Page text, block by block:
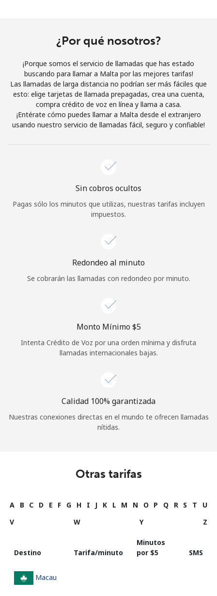
Únete
¡Hola!
Inicia sesión oREGÍSTRATE →
¿Olvidaste tu contraseña? →
o
Continuar con
¿Por qué nosotros?
¡Porque somos el servicio de llamadas que has estado
buscando para llamar a Malta por las mejores tarifas!
Las llamadas de larga distancia no podrían ser más fáciles que
esto: elige tarjetas de llamada prepagadas, crea una cuenta,
compra crédito de voz en línea y llama a casa.
¡Entérate cómo puedes llamar a Malta desde el extranjero
usando nuestro servicio de llamadas fácil, seguro y confiable!
Sin cobros ocultos
Pagas sólo los minutos que utilizas, nuestras tarifas incluyen
impuestos.
Redondeo al minuto
Se cobrarán las llamadas con redondeo por minuto.
Monto Mínimo ⁦$5⁩
Intenta Crédito de Voz por una orden mínima y disfruta
llamadas internacionales bajas.
Calidad 100% garantizada
Nuestras conexiones directas en el mundo te ofrecen llamadas
nítidas.
Otras tarifas
A B C D E F G H I J K L M N O P Q R S T
U
V
W Y Z
Destino Tarifa/minuto
Minutos
por ⁦$5⁩
SMS
Macau